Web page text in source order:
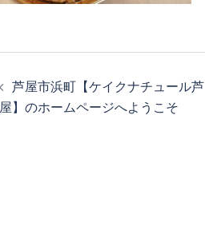
芦屋市浜町【ケイクナチュール芦
屋】のホームページへようこそ